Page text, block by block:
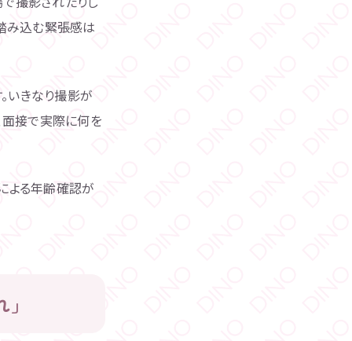
み込む緊張感は
いきなり撮影が
面接で実際に何を
よる年齢確認が